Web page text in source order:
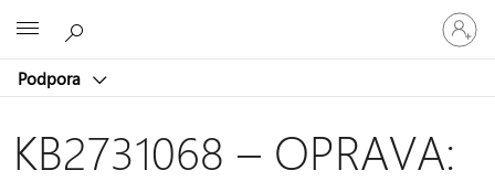
Podpora
Prihláste
sa
k
kontu
KB2731068 – OPRAVA: